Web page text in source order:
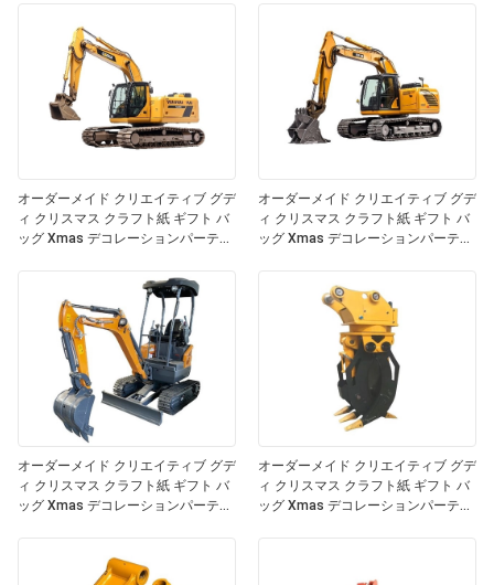
オーダーメイド クリエイティブ グデ
ィ クリスマス クラフト紙 ギフト バ
ッグ Xmas デコレーションパーティ
オーダーメイド クリエイティブ グデ
ィ クリスマス クラフト紙 ギフト バ
ッグ Xmas デコレーションパーティ
オーダーメイド クリエイティブ グデ
ィ クリスマス クラフト紙 ギフト バ
ッグ Xmas デコレーションパーティ
オーダーメイド クリエイティブ グデ
ィ クリスマス クラフト紙 ギフト バ
ッグ Xmas デコレーションパーティ